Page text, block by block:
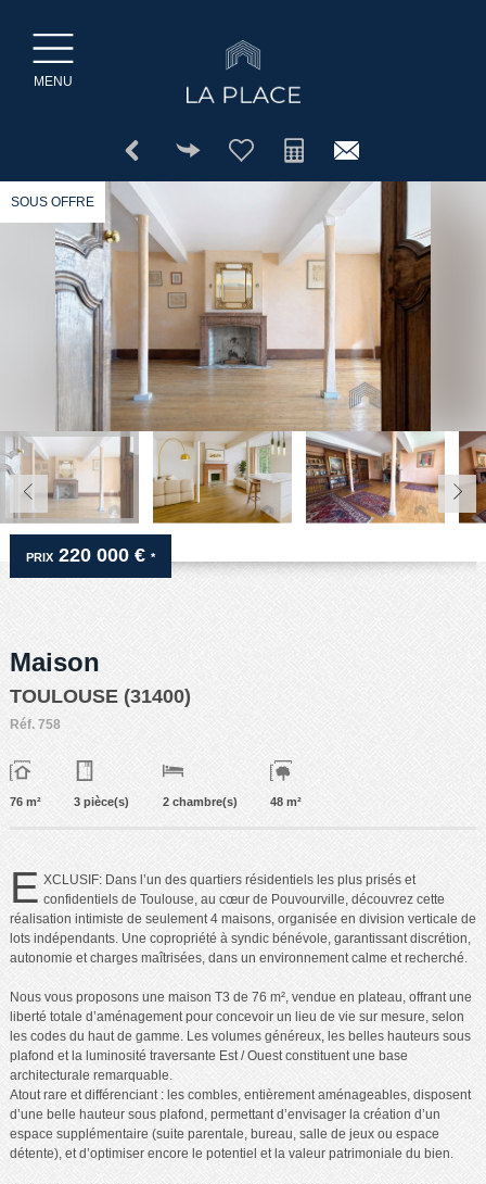
MENU
SOUS OFFRE
PRIX220 000 € *
Maison
TOULOUSE (31400)
Réf. 758
76 m² 3 pièce(s) 2 chambre(s) 48 m²
E XCLUSIF: Dans l’un des quartiers résidentiels les plus prisés et
confidentiels de Toulouse, au cœur de Pouvourville, découvrez cette
réalisation intimiste de seulement 4 maisons, organisée en division verticale de
lots indépendants. Une copropriété à syndic bénévole, garantissant discrétion,
autonomie et charges maîtrisées, dans un environnement calme et recherché.
Nous vous proposons une maison T3 de 76 m², vendue en plateau, offrant une
liberté totale d’aménagement pour concevoir un lieu de vie sur mesure, selon
les codes du haut de gamme. Les volumes généreux, les belles hauteurs sous
plafond et la luminosité traversante Est / Ouest constituent une base
architecturale remarquable.
Atout rare et différenciant : les combles, entièrement aménageables, disposent
d’une belle hauteur sous plafond, permettant d’envisager la création d’un
espace supplémentaire (suite parentale, bureau, salle de jeux ou espace
détente), et d’optimiser encore le potentiel et la valeur patrimoniale du bien.